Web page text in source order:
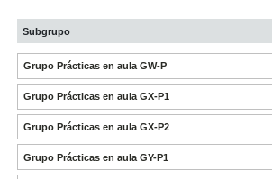
Subgrupo
Grupo Prácticas en aula GW-P
Grupo Prácticas en aula GX-P1
Grupo Prácticas en aula GX-P2
Grupo Prácticas en aula GY-P1